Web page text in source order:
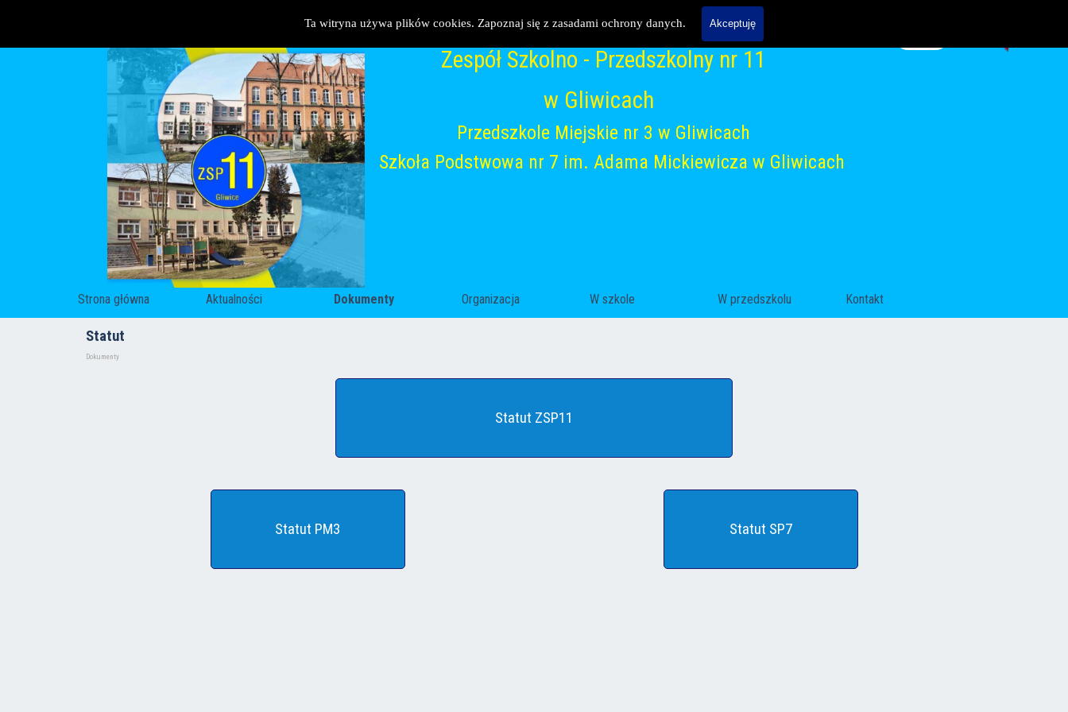
Ta witryna używa plików cookies. Zapoznaj się z zasadami ochrony danych. Akceptuję
Pomiń menu
Strona główna Aktualności Dokumenty ▼
Organizacja ▼
W szkole ▼
W przedszkolu ▼
Kontakt
Zespół Szkolno - Przedszkolny nr 11
w Gliwicach
Przedszkole Miejskie nr 3 w Gliwicach
Szkoła Podstwowa nr 7 im. Adama Mickiewicza w Gliwicach
Statut
Dokumenty
Statut ZSP11
Statut PM3 Statut SP7